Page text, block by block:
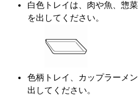
白色トレイは、肉や魚、惣
を出してください。
色柄トレイ、カップラーメ
出してください。